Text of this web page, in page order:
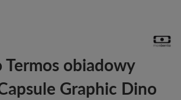
obiadowy
Graphic Dino